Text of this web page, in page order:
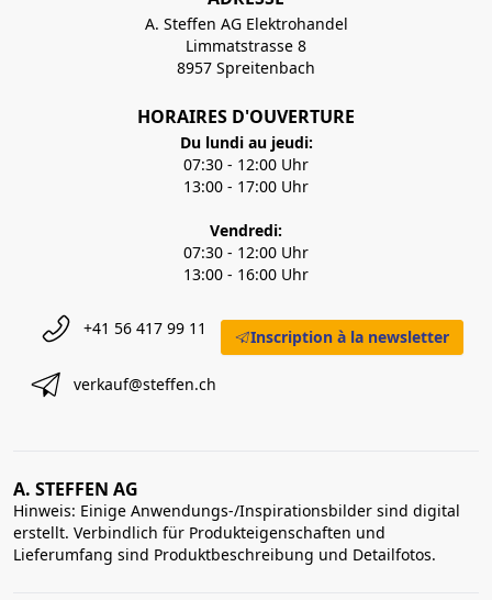
A. Steffen AG Elektrohandel
Limmatstrasse 8
8957 Spreitenbach
HORAIRES D'OUVERTURE
Du lundi au jeudi:
07:30 - 12:00 Uhr
13:00 - 17:00 Uhr
Vendredi:
07:30 - 12:00 Uhr
13:00 - 16:00 Uhr
+41 56 417 99 11
verkauf@steffen.ch
Inscription à la newsletter
A. STEFFEN AG
Hinweis: Einige Anwendungs-/Inspirationsbilder sind digital
erstellt. Verbindlich für Produkteigenschaften und
Lieferumfang sind Produktbeschreibung und Detailfotos.